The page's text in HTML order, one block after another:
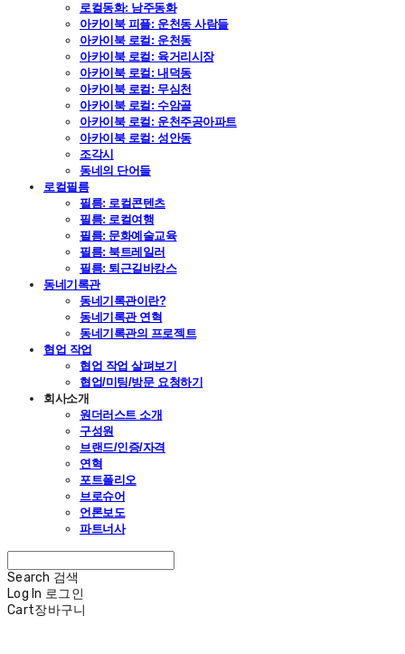
로컬동화: 남주동화
아카이북 피플: 운천동 사람들
아카이북 로컬: 운천동
아카이북 로컬: 육거리시장
아카이북 로컬: 내덕동
아카이북 로컬: 무심천
아카이북 로컬: 수암골
아카이북 로컬: 운천주공아파트
아카이북 로컬: 성안동
조각시
동네의 단어들
로컬필름
필름: 로컬콘텐츠
필름: 로컬여행
필름: 문화예술교육
필름: 북트레일러
필름: 퇴근길바캉스
동네기록관
동네기록관이란?
동네기록관 연혁
동네기록관의 프로젝트
협업 작업
협업 작업 살펴보기
협업/미팅/방문 요청하기
회사소개
원더러스트 소개
구성원
브랜드/인증/자격
연혁
포트폴리오
브로슈어
언론보도
파트너사
Search 검색
Log In 로그인
Cart장바구니